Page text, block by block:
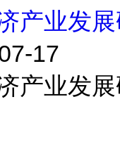
产业发
17
产业发